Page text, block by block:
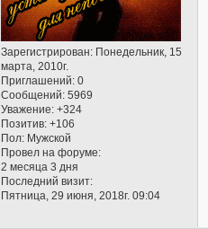
Зарегистрирован: Понедельник, 15
марта, 2010г.
Приглашений: 0
Сообщений: 5969
Уважение: +324
Позитив: +106
Пол: Мужской
Провел на форуме:
2 месяца 3 дня
Последний визит:
Пятница, 29 июня, 2018г. 09:04